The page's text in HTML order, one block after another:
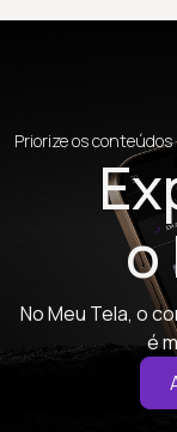
Priorize os
o
No Meu Tela, o
é